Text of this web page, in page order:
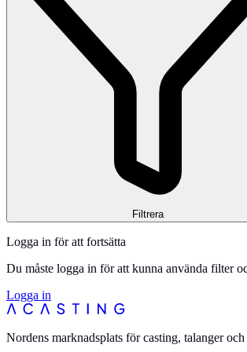
Filtrera
Logga in för att fortsätta
Du måste logga in för att kunna använda filter
Logga in
Nordens marknadsplats för casting, talanger